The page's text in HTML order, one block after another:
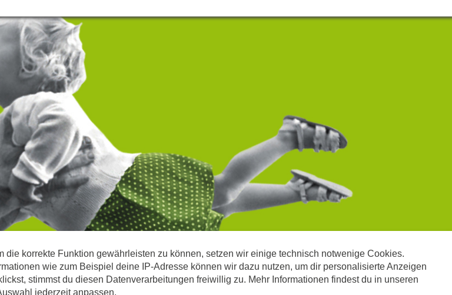
Mittels Erlagschein spenden Telefonisch spenden unter 800 832 890
korrekte Funktion gewährleisten zu können, setzen wir einige technisch notwenige Cookies.
wie zum Beispiel deine IP-Adresse können wir dazu nutzen, um dir personalisierte Anzeigen
stimmst du diesen Datenverarbeitungen freiwillig zu. Mehr Informationen findest du in unseren
jederzeit anpassen.